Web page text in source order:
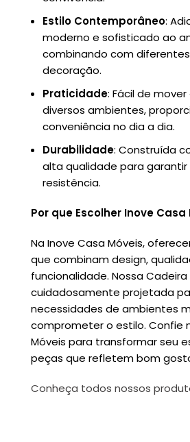
Estilo Contemporâneo:
moderno e sofisticado ao
combinando com
decoração.
Praticidade: Fácil de
diversos ambientes,
conveniência no dia a dia.
Durabilidade: Construída
alta qualidade para garantir
resistência.
Por que Escolher Inove Casa
Na Inove Casa Móveis,
que combinam design,
funcionalidade. Nossa Cadeira
cuidadosamente projetada
necessidades de ambientes
comprometer o estilo. Confie
Móveis para transformar seu
peças que refletem bom
Conheça todos nossos